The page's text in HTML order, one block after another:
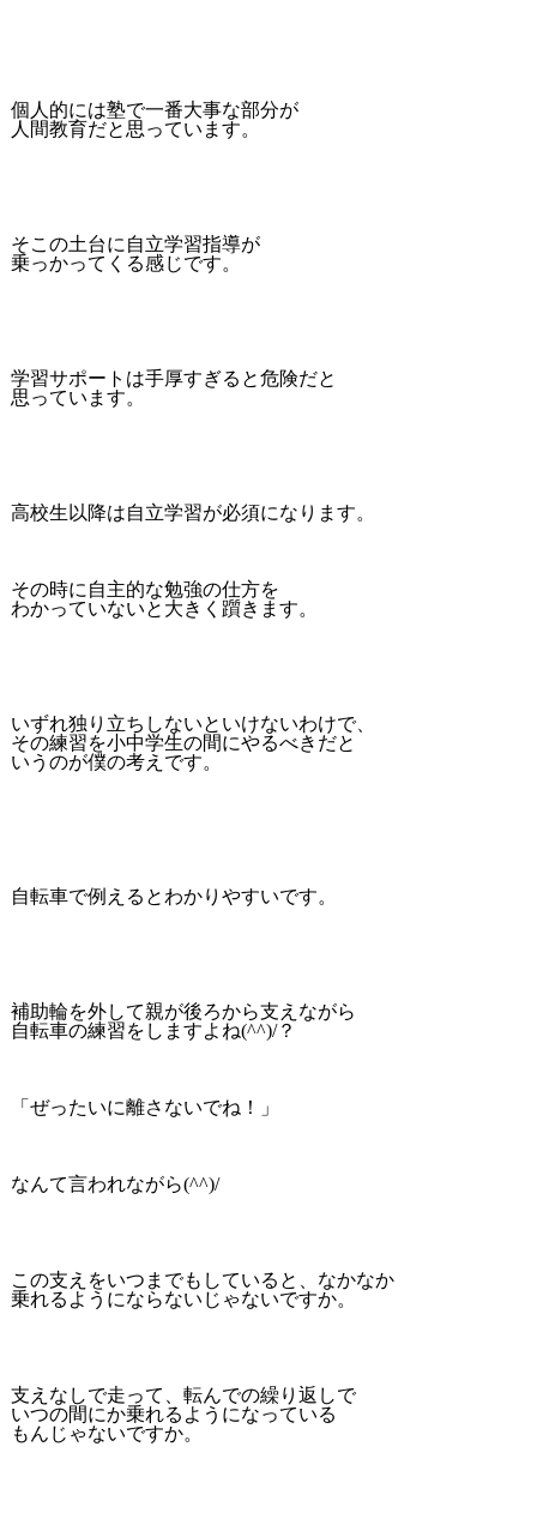
個人的には塾で一番大事な部分が
人間教育だと思っています。
そこの土台に自立学習指導が
乗っかってくる感じです。
学習サポートは手厚すぎると危険だと
思っています。
高校生以降は自立学習が必須になります。
その時に自主的な勉強の仕方を
わかっていないと大きく躓きます。
いずれ独り立ちしないといけないわけで、
その練習を小中学生の間にやるべきだと
いうのが僕の考えです。
自転車で例えるとわかりやすいです。
補助輪を外して親が後ろから支えながら
自転車の練習をしますよね(^^)/？
「ぜったいに離さないでね！」
なんて言われながら(^^)/
この支えをいつまでもしていると、なかなか
乗れるようにならないじゃないですか。
支えなしで走って、転んでの繰り返しで
いつの間にか乗れるようになっている
もんじゃないですか。